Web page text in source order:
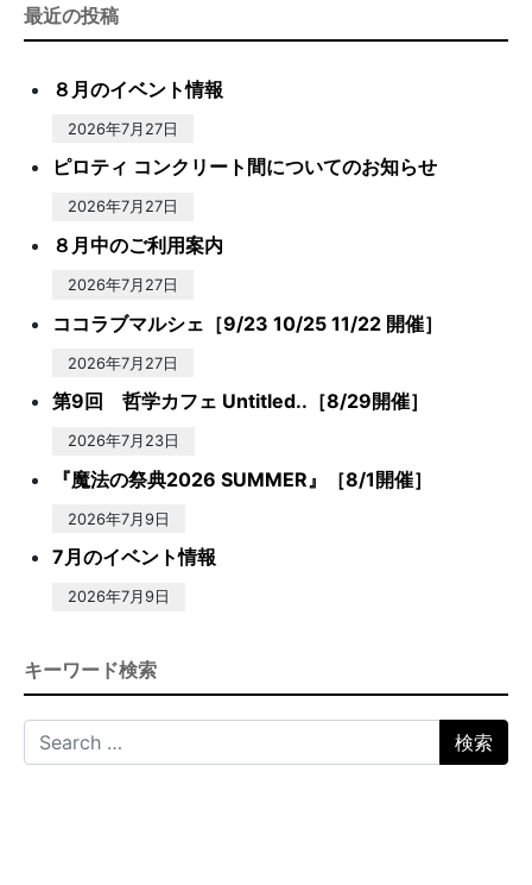
最近の投稿
８月のイベント情報
2026年7月27日
ピロティ コンクリート間についてのお知らせ
2026年7月27日
８月中のご利用案内
2026年7月27日
ココラブマルシェ［9/23 10/25 11/22 開催］
2026年7月27日
第9回 哲学カフェ Untitled..［8/29開催］
2026年7月23日
『魔法の祭典2026 SUMMER』［8/1開催］
2026年7月9日
7月のイベント情報
2026年7月9日
キーワード検索
Search for: